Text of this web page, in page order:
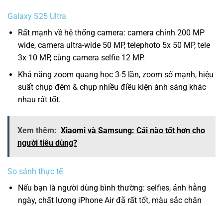
Galaxy S25 Ultra
Rất mạnh về hệ thống camera: camera chính 200 MP
wide, camera ultra-wide 50 MP, telephoto 5x 50 MP, tele
3x 10 MP, cùng camera selfie 12 MP.
Khả năng zoom quang học 3-5 lần, zoom số mạnh, hiệu
suất chụp đêm & chụp nhiều điều kiện ánh sáng khác
nhau rất tốt.
Xem thêm: Xiaomi và Samsung: Cái nào tốt hơn cho
người tiêu dùng?
So sánh thực tế
Nếu bạn là người dùng bình thường: selfies, ảnh hằng
ngày, chất lượng iPhone Air đã rất tốt, màu sắc chân